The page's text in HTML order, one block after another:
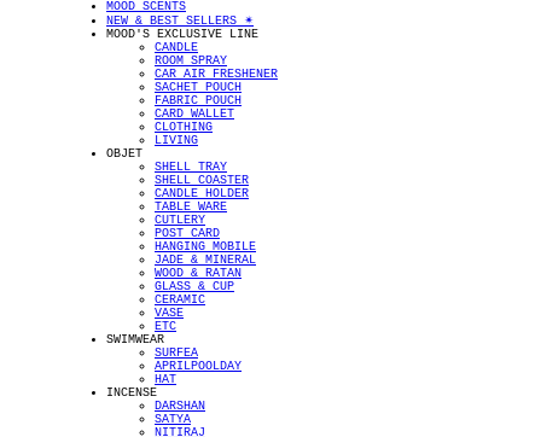
MOOD SCENTS
NEW & BEST SELLERS ✴︎
MOOD'S EXCLUSIVE LINE
CANDLE
ROOM SPRAY
CAR AIR FRESHENER
SACHET POUCH
FABRIC POUCH
CARD WALLET
CLOTHING
LIVING
OBJET
SHELL TRAY
SHELL COASTER
CANDLE HOLDER
TABLE WARE
CUTLERY
POST CARD
HANGING MOBILE
JADE & MINERAL
WOOD & RATAN
GLASS & CUP
CERAMIC
VASE
ETC
SWIMWEAR
SURFEA
APRILPOOLDAY
HAT
INCENSE
DARSHAN
SATYA
NITIRAJ